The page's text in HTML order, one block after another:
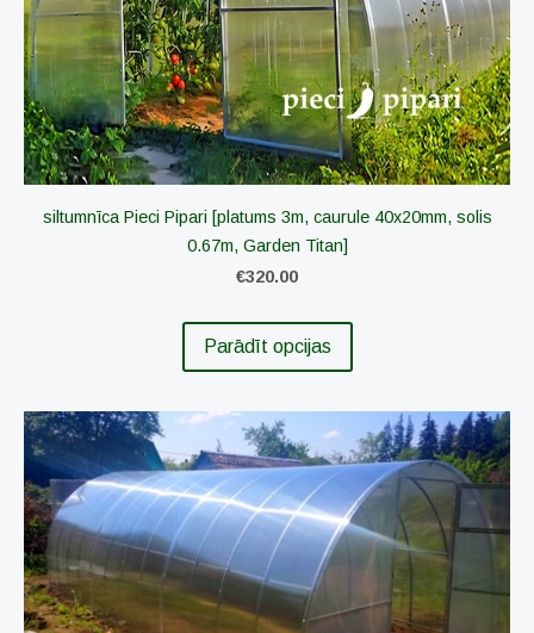
siltumnīca Pieci Pipari [platums 3m, caurule 40x20mm, solis
0.67m, Garden Titan]
€320.00
Parādīt opcijas